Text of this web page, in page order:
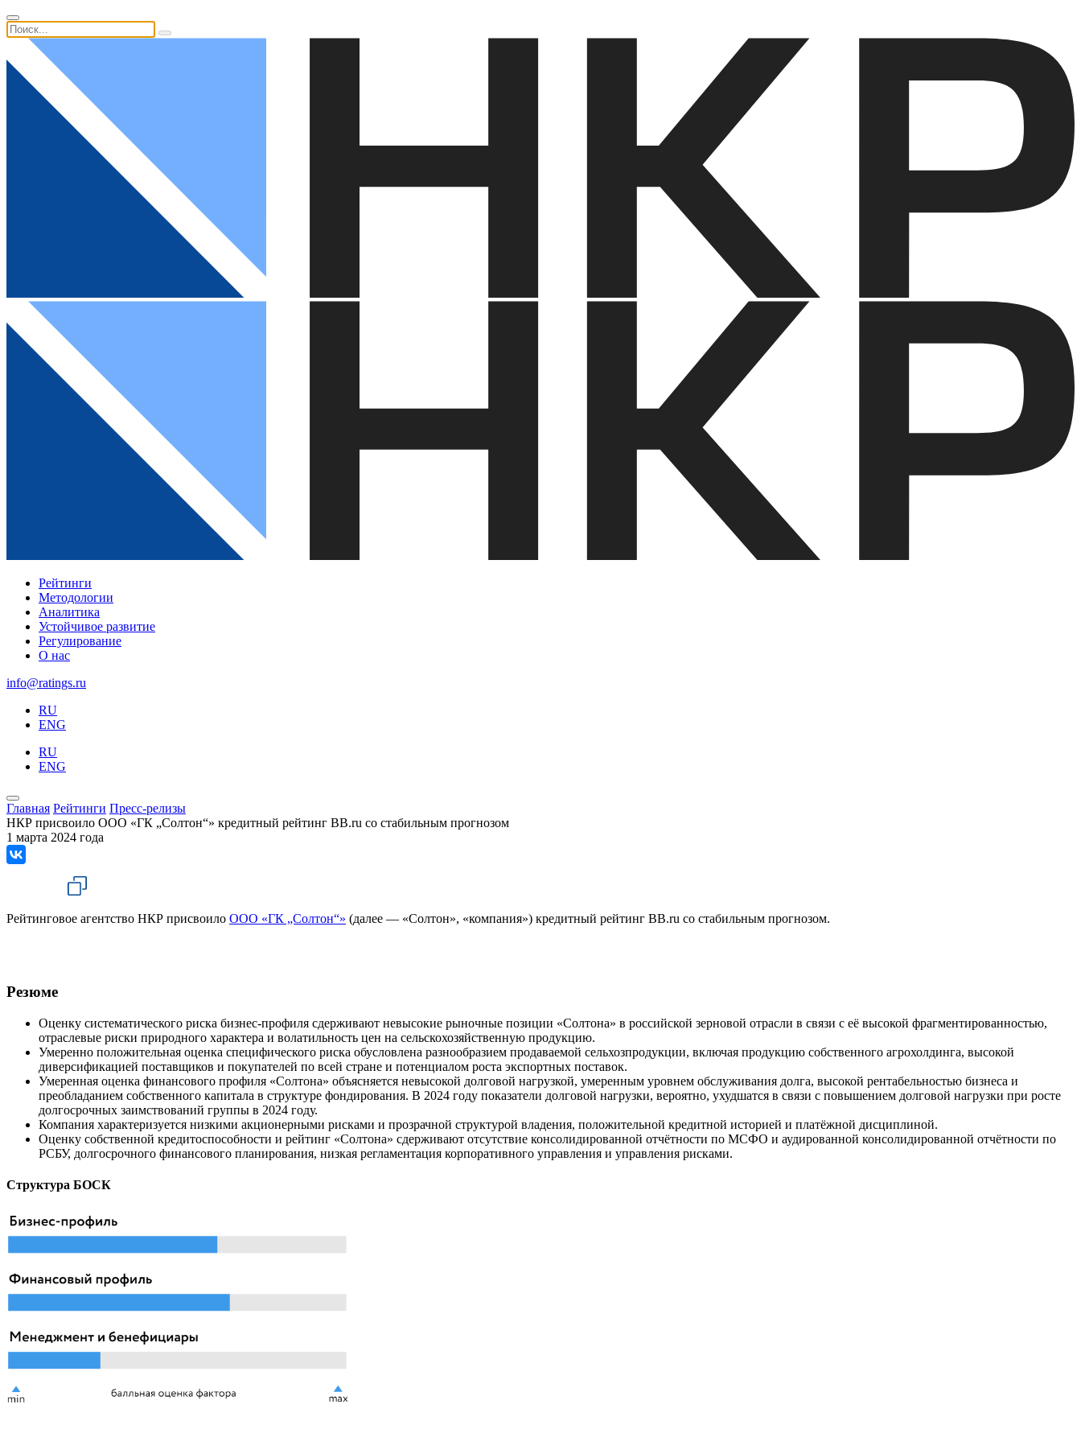
Рейтинги
Методологии
Аналитика
Устойчивое развитие
Регулирование
О нас
info@ratings.ru
RU
ENG
RU
ENG
Главная Рейтинги Пресс-релизы
НКР присвоило ООО «ГК „Солтон“» кредитный рейтинг BB.ru со стабильным прогнозом
1 марта 2024 года
Рейтинговое агентство НКР присвоило ООО «ГК „Солтон“» (далее — «Солтон», «компания») кредитный рейтинг BB.ru со стабильным прогнозом.
Резюме
Оценку систематического риска бизнес-профиля сдерживают невысокие рыночные позиции «Солтона» в российской зерновой отрасли в связи с её высокой фрагментированностью,
отраслевые риски природного характера и волатильность цен на сельскохозяйственную продукцию.
Умеренно положительная оценка специфического риска обусловлена разнообразием продаваемой сельхозпродукции, включая продукцию собственного агрохолдинга, высокой
диверсификацией поставщиков и покупателей по всей стране и потенциалом роста экспортных поставок.
Умеренная оценка финансового профиля «Солтона» объясняется невысокой долговой нагрузкой, умеренным уровнем обслуживания долга, высокой рентабельностью бизнеса и
преобладанием собственного капитала в структуре фондирования. В 2024 году показатели долговой нагрузки, вероятно, ухудшатся в связи с повышением долговой нагрузки при росте
долгосрочных заимствований группы в 2024 году.
Компания характеризуется низкими акционерными рисками и прозрачной структурой владения, положительной кредитной историей и платёжной дисциплиной.
Оценку собственной кредитоспособности и рейтинг «Солтона» сдерживают отсутствие консолидированной отчётности по МСФО и аудированной консолидированной отчётности по
РСБУ, долгосрочного финансового планирования, низкая регламентация корпоративного управления и управления рисками.
Структура БОСК